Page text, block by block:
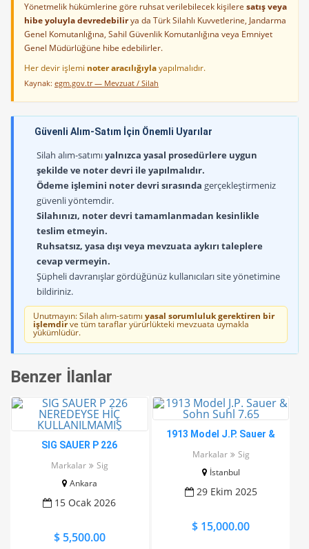
Yönetmelik hükümlerine göre ruhsat verilebilecek kişilere satış veya
hibe yoluyla devredebilirya da Türk Silahlı Kuvvetlerine, Jandarma
Genel Komutanlığına, Sahil Güvenlik Komutanlığına veya Emniyet
Genel Müdürlüğüne hibe edebilirler.
Her devir işlemi noter aracılığıylayapılmalıdır.
Kaynak: egm.gov.tr — Mevzuat / Silah
Güvenli Alım-Satım İçin Önemli Uyarılar
Silah alım-satımıyalnızca yasal prosedürlere uygun
şekilde ve noter devri ile yapılmalıdır.
Ödeme işlemini noter devri sırasında gerçekleştirmeniz
güvenli yöntemdir.
Silahınızı, noter devri tamamlanmadan kesinlikle
teslim etmeyin.
Ruhsatsız, yasa dışı veya mevzuata aykırı taleplere
cevap vermeyin.
Şüpheli davranışlar gördüğünüz kullanıcıları site yönetimine
bildiriniz.
Unutmayın: Silah alım-satımı yasal sorumluluk gerektiren bir
işlemdirve tüm taraflar yürürlükteki mevzuata uymakla
yükümlüdür.
Benzer İlanlar
SIG SAUER P 226
KULLANILMAMIŞ
Markalar
Sig
Ankara
15 Ocak 2026
$ 5,500.00
1913 Model J.P. Sauer &
Markalar
Sig
İstanbul
29 Ekim 2025
$ 15,000.00